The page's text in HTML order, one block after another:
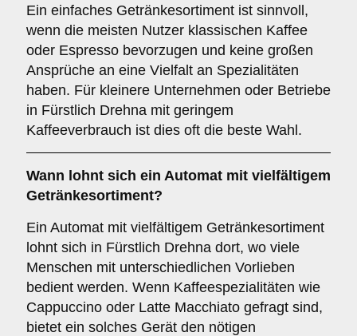
Ein einfaches Getränkesortiment ist sinnvoll,
wenn die meisten Nutzer klassischen Kaffee
oder Espresso bevorzugen und keine großen
Ansprüche an eine Vielfalt an Spezialitäten
haben. Für kleinere Unternehmen oder Betriebe
in Fürstlich Drehna mit geringem
Kaffeeverbrauch ist dies oft die beste Wahl.
Wann lohnt sich ein Automat mit vielfältigem
Getränkesortiment?
Ein Automat mit vielfältigem Getränkesortiment
lohnt sich in Fürstlich Drehna dort, wo viele
Menschen mit unterschiedlichen Vorlieben
bedient werden. Wenn Kaffeespezialitäten wie
Cappuccino oder Latte Macchiato gefragt sind,
bietet ein solches Gerät den nötigen